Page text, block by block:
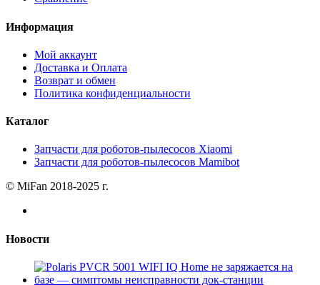
Информация
Мой аккаунт
Доставка и Оплата
Возврат и обмен
Политика конфиденциальности
Каталог
Запчасти для роботов-пылесосов Xiaomi
Запчасти для роботов-пылесосов Mamibot
© MiFan 2018-2025 г.
Новости